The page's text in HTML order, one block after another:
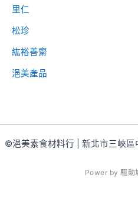
里仁
松珍
紘裕善齋
浥美產品
©浥美素食材料行 | 新北市三峽
Power by 驅動